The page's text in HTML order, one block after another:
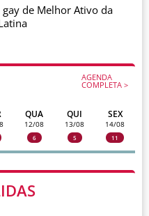
AGENDA
COMPLETA >
QUA
12/08
6
QUI
13/08
5
SEX
14/08
11
de Melhor Ativo da